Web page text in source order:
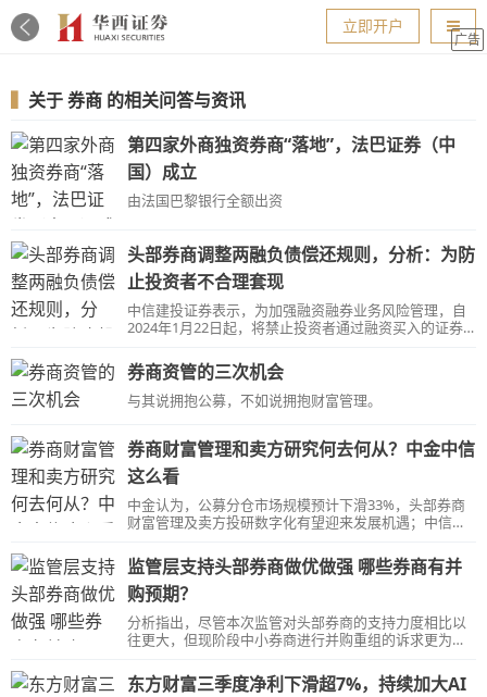
导航
立即开户
广告
关于券商 的相关问答与资讯
第四家外商独资券商“落地”，法巴证券（中
国）成立
由法国巴黎银行全额出资
头部券商调整两融负债偿还规则，分析：为防
止投资者不合理套现
中信建投证券表示，为加强融资融券业务风险管理，自
2024年1月22日起，将禁止投资者通过融资买入的证券
入的证券用于偿还融券负债，实质上是券商为了防止投
资者利用这种方式进行不合理的套现，规避上市公司股
东绕道减持套利。
券商资管的三次机会
与其说拥抱公募，不如说拥抱财富管理。
券商财富管理和卖方研究何去何从？中金中信
这么看
中金认为，公募分仓市场规模预计下滑33%，头部券商
财富管理及卖方投研数字化有望迎来发展机遇；中信认
商业模式升级、推进券结和一站式PB服务业务的发展或
将成为券商转型的重要方向。
监管层支持头部券商做优做强 哪些券商有并
购预期？
分析指出，尽管本次监管对头部券商的支持力度相比以
往更大，但现阶段中小券商进行并购重组的诉求更为强
业竞争案例外，未来并购案例有望持续增加。
东方财富三季度净利下滑超7%，持续加大AI